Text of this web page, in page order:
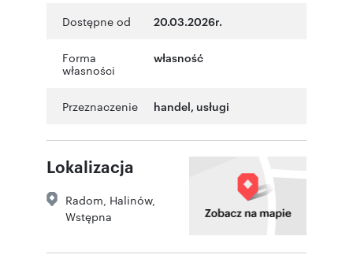
Dostępne od 20.03.2026r.
Forma
własności
własność
Przeznaczenie handel, usługi
Lokalizacja
Radom Halinów,
Wstępna